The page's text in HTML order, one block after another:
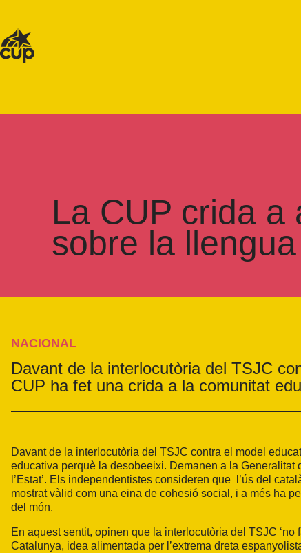
La CUP crida a
sobre la llengua
NACIONAL
Davant de la interlocutòria del TSJC
CUP ha fet una crida a la comunitat
Davant de la interlocutòria del TSJC contra el model
educativa perquè la desobeeixi. Demanen a la Generalitat
l’Estat’. Els independentistes consideren que l’ús del
mostrat vàlid com una eina de cohesió social, i a més ha
del món.
En aquest sentit, opinen que la interlocutòria del TSJC
Catalunya, idea alimentada per l’extrema dreta